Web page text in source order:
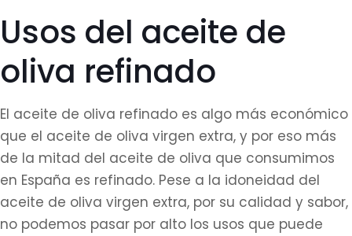
Usos del aceite de
oliva refinado
El aceite de oliva refinado es algo más económico
que el aceite de oliva virgen extra, y por eso más
de la mitad del aceite de oliva que consumimos
en España es refinado. Pese a la idoneidad del
aceite de oliva virgen extra, por su calidad y sabor,
no podemos pasar por alto los usos que puede